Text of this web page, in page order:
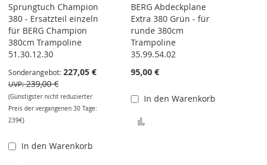
Sprungtuch Champion
380 - Ersatzteil einzeln
für BERG Champion
380cm Trampoline
51.30.12.30
Sonderangebot 227,05 €
UVP 239,00 €
(Günstigster nicht reduzierter
Preis der vergangenen 30 Tage:
239€)
In den Warenkorb
BERG Abdeckplane
Extra 380 Grün - für
runde 380cm
Trampoline
35.99.54.02
95,00 €
In den Warenkorb